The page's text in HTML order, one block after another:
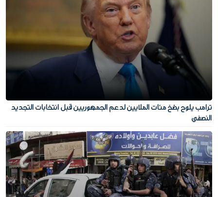
ترامب يلوح بضخ مئات الملايين لدعم الجمهوريين قبل انتخابات التجديد
النصفي